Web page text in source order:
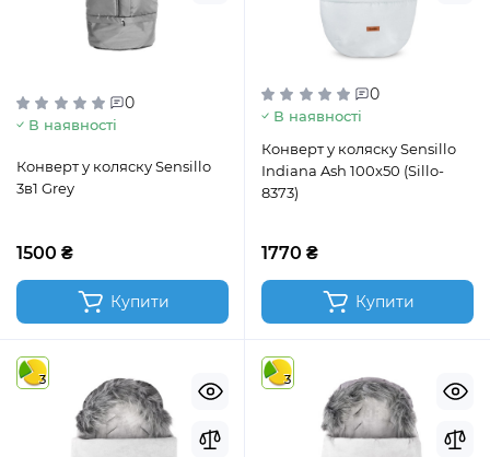
0
В наявності
Конверт у коляску Sensillo
3в1 Grey
1500 ₴
Купити
0
В наявності
Конверт у коляску Sensillo
Indiana Ash 100x50 (Sillo-
8373)
1770 ₴
Купити
3 3